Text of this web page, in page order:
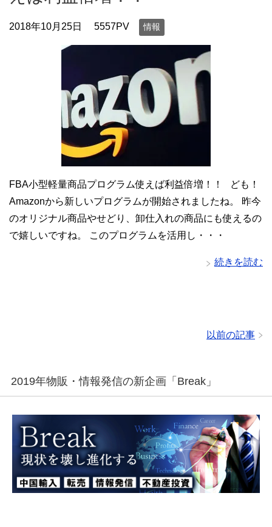
2018年10月25日 5557PV 情報
FBA小型軽量商品プログラム使えば利益倍増！！ ども！
Amazonから新しいプログラムが開始されましたね。 昨今
のオリジナル商品やせどり、卸仕入れの商品にも使えるの
で嬉しいですね。 このプログラムを活用し・・・
続きを読む
以前の記事
2019年物販・情報発信の新企画「Break」